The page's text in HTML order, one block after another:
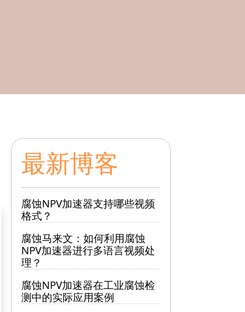
最新博客
腐蚀NPV加速器支持哪些视频
格式？
腐蚀马来文：如何利用腐蚀
NPV加速器进行多语言视频处
理？
腐蚀NPV加速器在工业腐蚀检
测中的实际应用案例